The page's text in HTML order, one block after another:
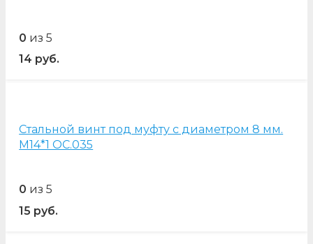
0 из 5
14 руб.
Стальной винт под муфту с диаметром 8 мм.
М14*1 OC.035
0 из 5
15 руб.